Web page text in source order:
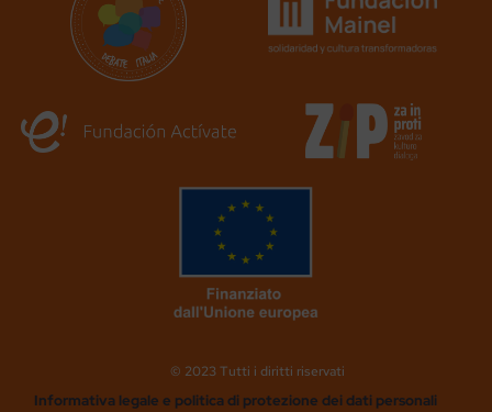
© 2023 Tutti i diritti riservati
Informativa legale e politica di protezione dei dati personali